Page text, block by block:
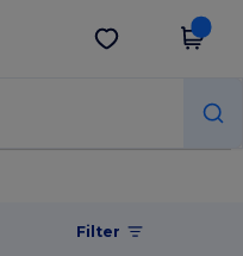
Hent app
Filter